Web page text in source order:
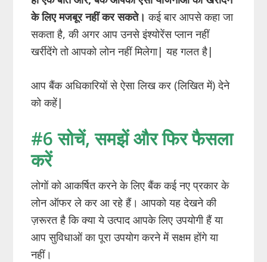
के लिए मजबूर नहीं कर सकते। कई बार आपसे कहा जा
सकता है, की अगर आप उनसे इंश्योरेंस प्लान नहीं
खर्रीदेंगे तो आपको लोन नहीं मिलेगा| यह गलत है|
आप बैंक अधिकारियों से ऐसा लिख कर (लिखित में) देने
को कहें|
#6 सोचें, समझें और फिर फैसला
करें
लोगों को आकर्षित करने के लिए बैंक कई नए प्रकार के
लोन ऑफर ले कर आ रहे हैं। आपको यह देखने की
ज़रूरत है कि क्या ये उत्पाद आपके लिए उपयोगी हैं या
आप सुविधाओं का पूरा उपयोग करने में सक्षम होंगे या
नहीं।